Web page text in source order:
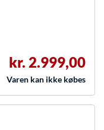
kr. 2.999,00
Varen kan ikke købes